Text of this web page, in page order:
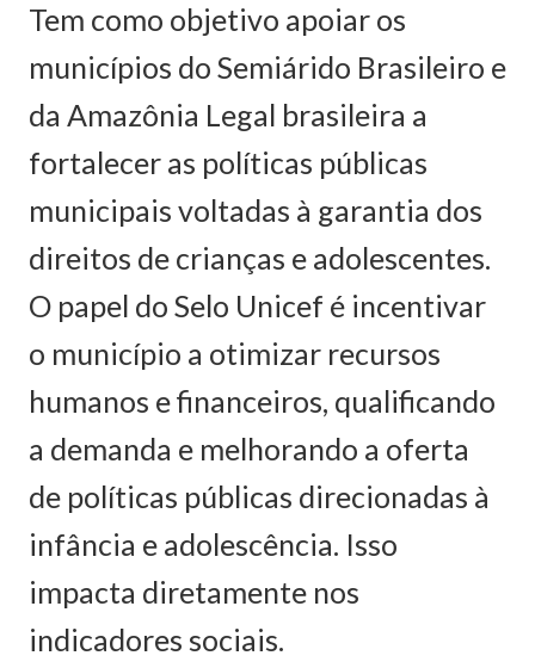
Tem como objetivo apoiar os
municípios do Semiárido Brasileiro e
da Amazônia Legal brasileira a
fortalecer as políticas públicas
municipais voltadas à garantia dos
direitos de crianças e adolescentes.
O papel do Selo Unicef é incentivar
o município a otimizar recursos
humanos e financeiros, qualificando
a demanda e melhorando a oferta
de políticas públicas direcionadas à
infância e adolescência. Isso
impacta diretamente nos
indicadores sociais.